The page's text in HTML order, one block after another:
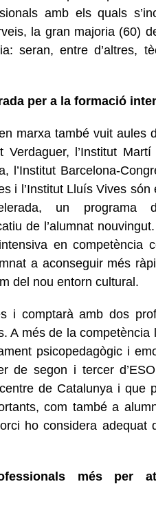
amb els quals
la gran majoria (60)
seran, entre d’altres,
per a la formació
marxa també vuit aules
l’Institut Martí
l’Institut Barcelona-
i l’Institut Lluís Vives
un programa
de l’alumnat
en competència
a aconseguir més
del nou entorn cultural.
i comptarà amb dos
A més de la competència
psicopedagògic i
de segon i tercer
de Catalunya i que
com també a
ho considera adequat
més per